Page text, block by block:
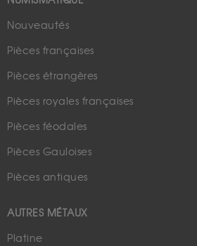
Nouveautés
Pièces françaises
Pièces étrangères
Pièces royales françaises
Pièces féodales
Pièces Gauloises
Pièces antiques
AUTRES MÉTAUX
Platine